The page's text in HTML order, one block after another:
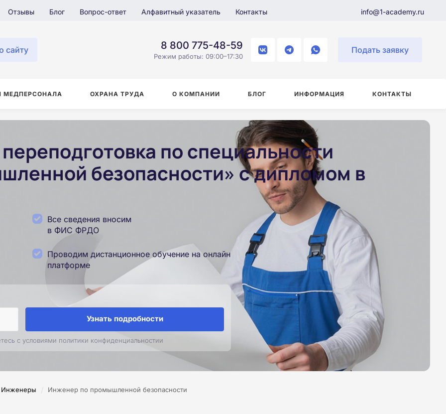
Отзывы Блог Вопрос-ответ Алфавитный указатель Контакты info@1-academy.ru
сайту 8 800 775-48-59
Режим работы: 09:00–17:30
Подать заявку
МЕДПЕРСОНАЛА ОХРАНА ТРУДА О КОМПАНИИ БЛОГ ИНФОРМАЦИЯ КОНТАКТЫ
по специальности
безопасности» с дипломом в
Все сведения вносим
в ФИС ФРДО
Проводим дистанционное обучение на онлайн
платформе
Узнать подробности
с условиями политики конфиденциальностии
Инженеры / Инженер по промышленной безопасности